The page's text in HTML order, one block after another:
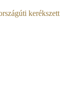
kerékszett